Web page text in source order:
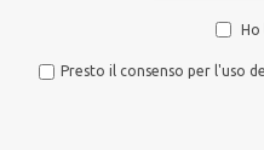
Ho
Presto il consenso per l'uso